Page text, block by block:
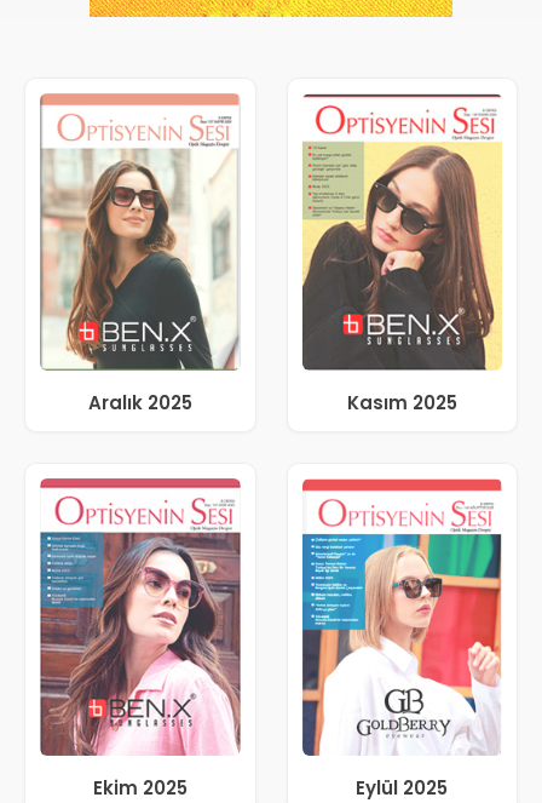
Aralık 2025 Kasım 2025
Ekim 2025 Eylül 2025